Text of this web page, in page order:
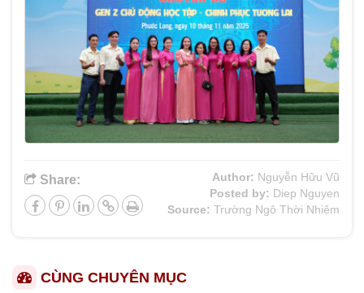
Share: Author: Nguyễn Hữu Vũ
Posted by: Diep Nguyen
Source: Trường Ngô Thời Nhiệm
CÙNG CHUYÊN MỤC